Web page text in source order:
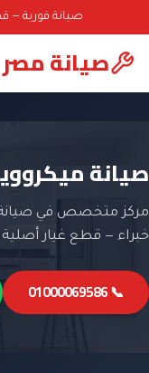
صيانة فورية — قطع
صيانة مصر
صيانة
مركز متخصص في صيانة
خبراء — قطع غيار أصلية —
📞 01000069586